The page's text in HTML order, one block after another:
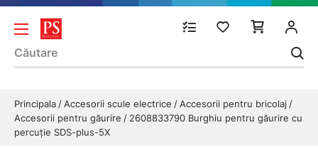
Principala Accesorii scule electrice
Accesorii pentru bricolaj
Accesorii pentru găurire
2608833790 Burghiu pentru găurire cu
percuţie SDS-plus-5X